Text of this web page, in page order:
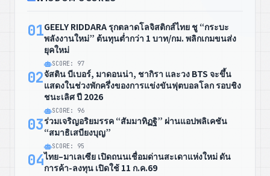
01GEELY RIDDARA รุกตลาดโลจิสติกส์ไทย ชู “กระบะ
พลังงานใหม่” ต้นทุนต่ำกว่า 1 บาท/กม. พลิกเกมขนส่ง
ยุคใหม่
SCORE: 97
02จัสติน บีเบอร์, มาดอนน่า, ชากิรา และวง BTS จะขึ้น
แสดงในช่วงพักครึ่งของการแข่งขันฟุตบอลโลก รอบชิง
ชนะเลิศ ปี 2026
SCORE: 96
03ร่วมเจริญอริยมรรค “สัมมาทิฏฐิ” ผ่านแอปพลิเคชัน
“สมาธิเสบียงบุญ”
SCORE: 95
04ไทย–มาเลเซีย เปิดถนนเชื่อมด่านสะเดาแห่งใหม่ ดัน
การค้า-ลงทุน เปิดใช้ 11 ก.ค.69